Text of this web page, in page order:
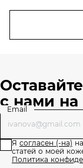
с нами на
Email
Я согласен (-на)
статей о моей
Политика